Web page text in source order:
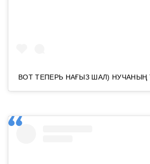
ВОТ ТЕПЕРЬ НАҒЫЗ ШАЛ)